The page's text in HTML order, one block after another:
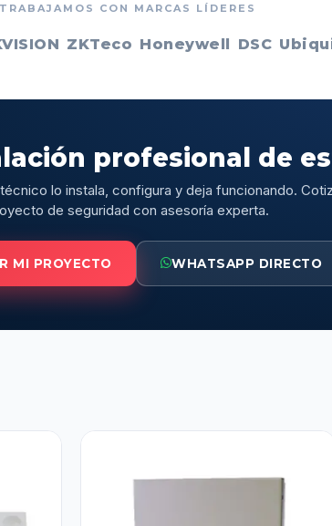
TRABAJAMOS CON MARCAS LÍDERES
ZKTeco Honeywell DSC
profesional de
lo instala, configura y deja funcionando.
de seguridad con asesoría experta.
MI PROYECTO WHATSAPP DIRECTO